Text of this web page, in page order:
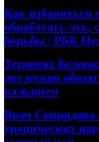
Как избавиться
обработать лук,
борьбы | РБК
Терапевт
лет нужно
кальцием
Врач Свиридова
хронических